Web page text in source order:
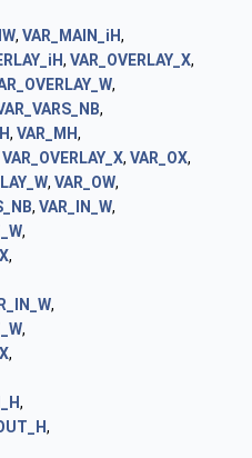
, VAR_MAIN_iH,
, VAR_OVERLAY_X,
,
,
, VAR_MH,
VAR_OVERLAY_X, VAR_OX,
, VAR_OW,
, VAR_IN_W,
,
,
,
,
,
,
,